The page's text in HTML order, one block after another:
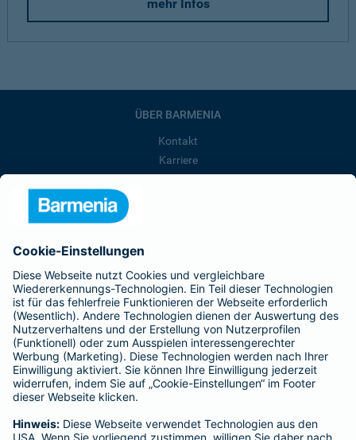
mehr Infos
ÜBER BARMENIA
Kontakt
Karriere
Barmenia ist Teil der BarmeniaGothaer
BELIEBTE SEITEN
Kranken-Zusatzversicherung
Tierversicherungen
Haftpflichtversicherung
Hausratversicherung
Adresse ändern